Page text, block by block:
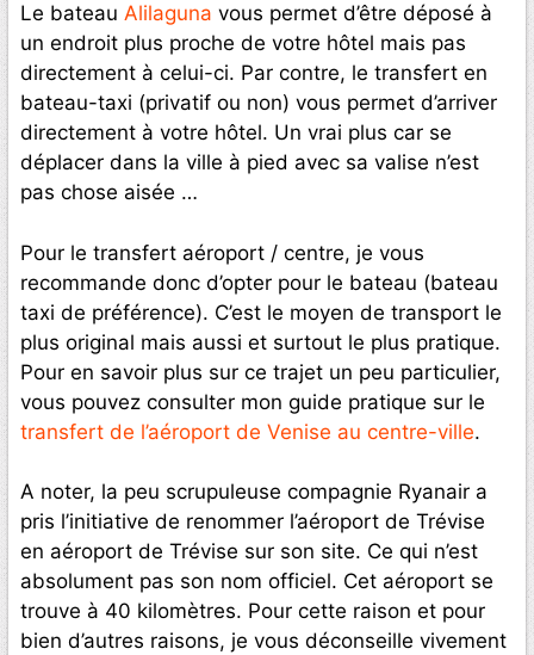
Le bateau Alilaguna vous permet d’être déposé à
un endroit plus proche de votre hôtel mais pas
directement à celui-ci. Par contre, le transfert en
bateau-taxi (privatif ou non) vous permet d’arriver
directement à votre hôtel. Un vrai plus car se
déplacer dans la ville à pied avec sa valise n’est
pas chose aisée …
Pour le transfert aéroport / centre, je vous
recommande donc d’opter pour le bateau (bateau
taxi de préférence). C’est le moyen de transport le
plus original mais aussi et surtout le plus pratique.
Pour en savoir plus sur ce trajet un peu particulier,
vous pouvez consulter mon guide pratique sur le
transfert de l’aéroport de Venise au centre-ville.
A noter, la peu scrupuleuse compagnie Ryanair a
pris l’initiative de renommer l’aéroport de Trévise
en aéroport de Trévise sur son site. Ce qui n’est
absolument pas son nom officiel. Cet aéroport se
trouve à 40 kilomètres. Pour cette raison et pour
bien d’autres raisons, je vous déconseille vivement